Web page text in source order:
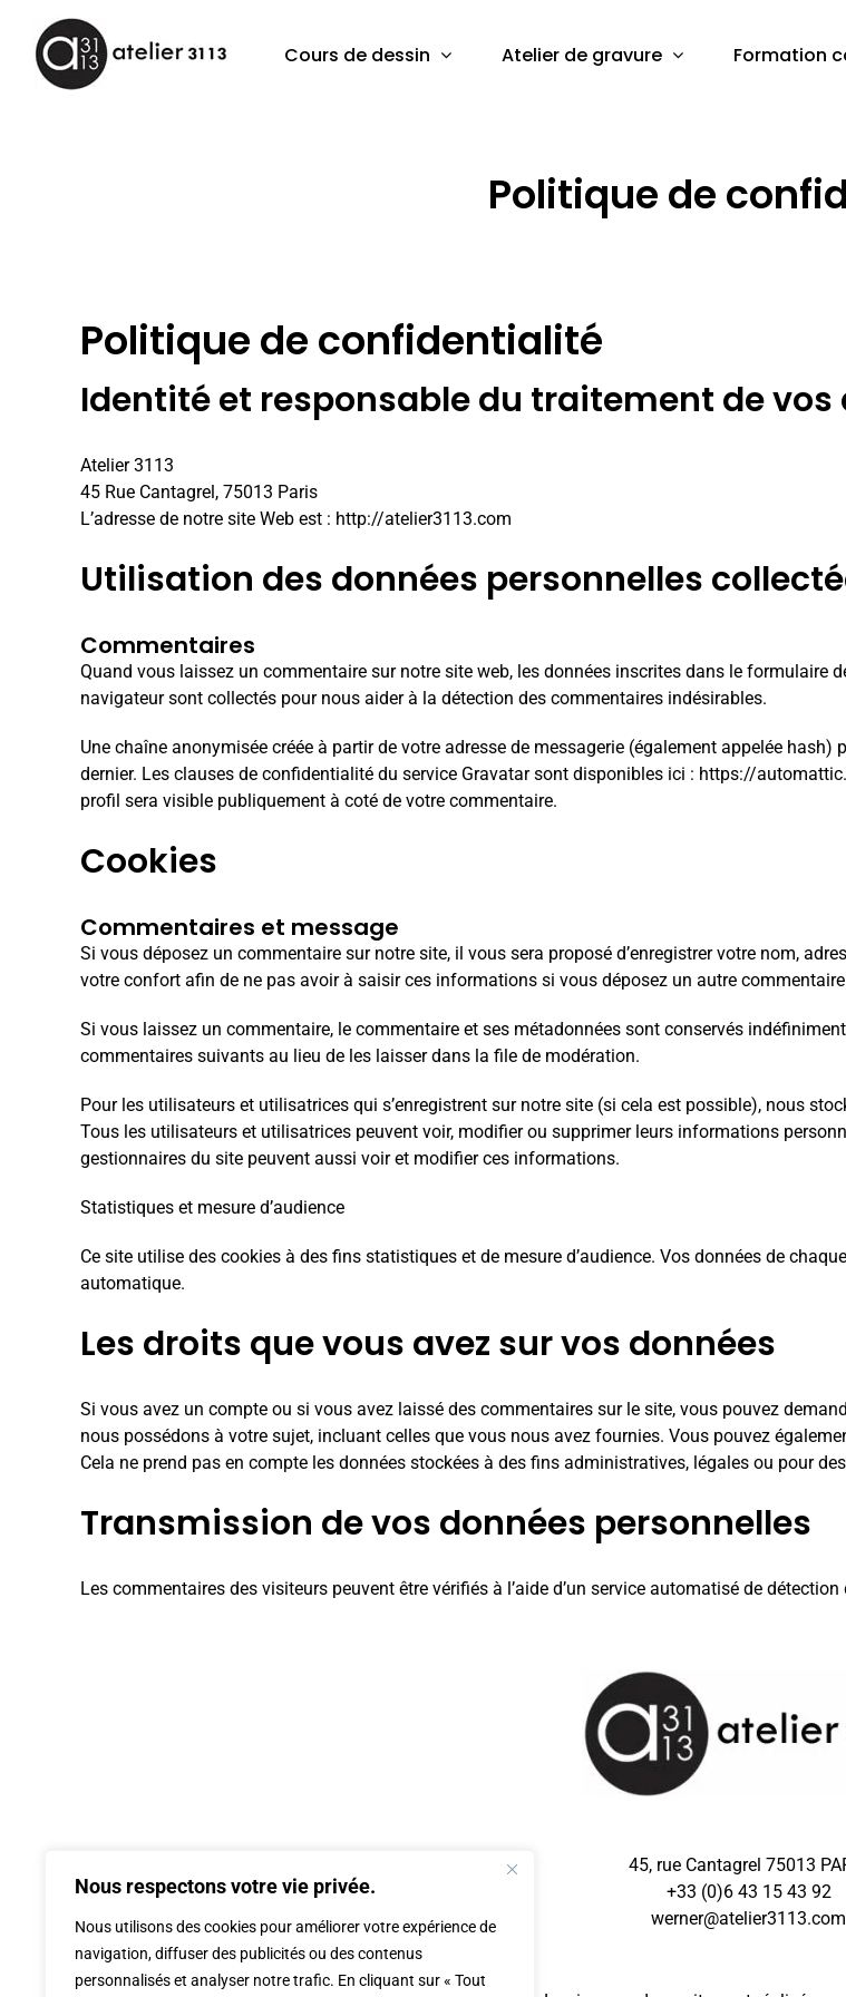
Nous respectons votre vie privée.
Nous utilisons des cookies pour améliorer votre expérience de
navigation, diffuser des publicités ou des contenus
personnalisés et analyser notre trafic. En cliquant sur « Tout
contenu
Cours de dessin Atelier de gravure Formation
Politique de
Politique de confidentialité
Identité et responsable du traitement de vos
Atelier 3113
45 Rue Cantagrel, 75013 Paris
L’adresse de notre site Web est : http://atelier3113.com
Utilisation des données personnelles
Commentaires
Quand vous laissez un commentaire sur notre site web, les données inscrites dans le formulaire
navigateur sont collectés pour nous aider à la détection des commentaires indésirables.
Une chaîne anonymisée créée à partir de votre adresse de messagerie (également appelée
dernier. Les clauses de confidentialité du service Gravatar sont disponibles ici : https://
profil sera visible publiquement à coté de votre commentaire.
Cookies
Commentaires et message
Si vous déposez un commentaire sur notre site, il vous sera proposé d’enregistrer votre nom,
votre confort afin de ne pas avoir à saisir ces informations si vous déposez un autre
Si vous laissez un commentaire, le commentaire et ses métadonnées sont conservés
commentaires suivants au lieu de les laisser dans la file de modération.
Pour les utilisateurs et utilisatrices qui s’enregistrent sur notre site (si cela est possible), nous
Tous les utilisateurs et utilisatrices peuvent voir, modifier ou supprimer leurs informations
gestionnaires du site peuvent aussi voir et modifier ces informations.
Statistiques et mesure d’audience
Ce site utilise des cookies à des fins statistiques et de mesure d’audience. Vos données de
automatique.
Les droits que vous avez sur vos données
Si vous avez un compte ou si vous avez laissé des commentaires sur le site, vous pouvez
nous possédons à votre sujet, incluant celles que vous nous avez fournies. Vous pouvez
Cela ne prend pas en compte les données stockées à des fins administratives, légales ou pour
Transmission de vos données personnelles
Les commentaires des visiteurs peuvent être vérifiés à l’aide d’un service automatisé de
45, rue Cantagrel 75013
+33 (0)6 43 15 43 92
werner@atelier3113.com